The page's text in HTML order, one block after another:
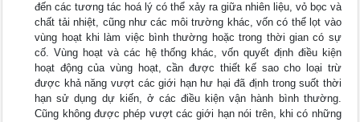
đến các tương tác hoá lý có thể xảy ra giữa nhiên liệu, vỏ bọc và
chất tải nhiệt, cũng như các môi trường khác, vốn có thể lọt vào
vùng hoạt khi làm việc bình thường hoặc trong thời gian có sự
cố. Vùng hoạt và các hệ thống khác, vốn quyết định điều kiện
hoạt động của vùng hoạt, cần được thiết kế sao cho loại trừ
được khả năng vượt các giới hạn hư hại đã định trong suốt thời
hạn sử dụng dự kiến, ở các điều kiện vận hành bình thường.
Cũng không được phép vượt các giới hạn nói trên, khi có những